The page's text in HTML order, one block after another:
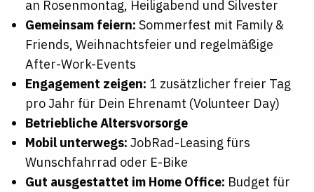
an Rosenmontag, Heiligabend und Silvester
Gemeinsam feiern: Sommerfest mit Family &
Friends, Weihnachtsfeier und regelmäßige
After-Work-Events
Engagement zeigen: 1 zusätzlicher freier Tag
pro Jahr für Dein Ehrenamt (Volunteer Day)
Betriebliche Altersvorsorge
Mobil unterwegs: JobRad-Leasing fürs
Wunschfahrrad oder E-Bike
Gut ausgestattet im Home Office: Budget für